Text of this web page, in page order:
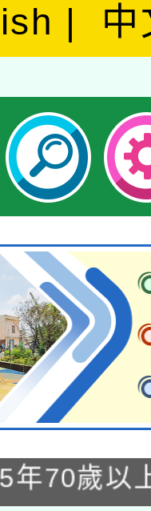
中
犯罪預防
年70歲以
度第2次